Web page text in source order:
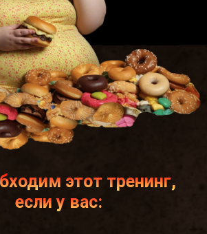
этот тренинг,
если у вас: